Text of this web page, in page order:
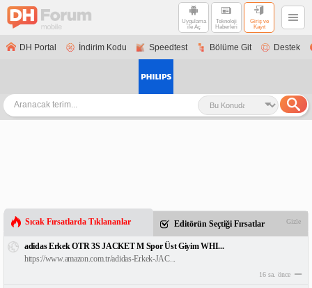
Uygulama
ile Aç
Teknoloji
Haberleri
Giriş ve
Kayıt
DH Portal İndirim Kodu Speedtest Bölüme Git Destek
Sıcak Fırsatlarda Tıklananlar Editörün Seçtiği Fırsatlar Gizle
adidas Erkek OTR 3S JACKET M Spor Üst Giyim WHI...
https://www.amazon.com.tr/adidas-Erkek-JAC...
16 sa. önce